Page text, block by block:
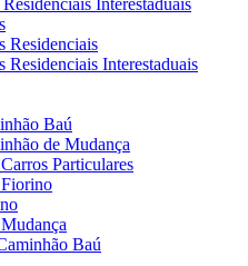
Interestaduais
Residenciais
Residenciais Interestaduais
Baú
de Mudança
Particulares
Baú